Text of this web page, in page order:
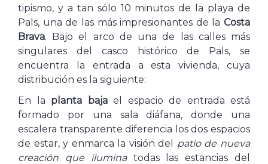
tipismo, y a tan sólo 10 minutos de la playa de
Pals, una de las más impresionantes de la Costa
Brava. Bajo el arco de una de las calles más
singulares del casco histórico de Pals, se
encuentra la entrada a esta vivienda, cuya
distribución es la siguiente:
En la planta bajael espacio de entrada está
formado por una sala diáfana, donde una
escalera transparente diferencia los dos espacios
de estar, y enmarca la visión del
patio de nueva
creación que iluminatodas las estancias del